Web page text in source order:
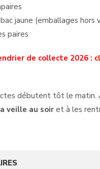
jaune (emballages hors
paires
de collecte 2026 :
débutent tôt le matin.
veille au soiret à les